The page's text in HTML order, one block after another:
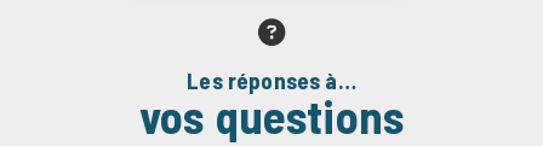
Les réponses à…
vos questions